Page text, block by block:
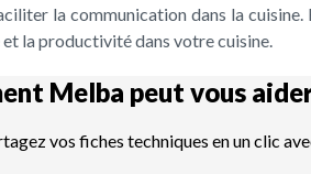
la communication dans la
la productivité dans votre cuisine.
Melba peut vous
vos fiches techniques en un clic